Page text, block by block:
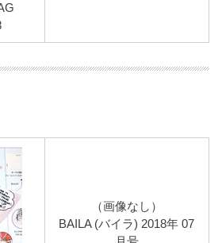
（画像なし）
BAILA (バイラ) 2018年 07